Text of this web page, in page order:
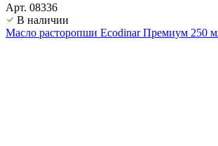
Арт. 08336
В наличии
Масло расторопши Ecodinar Премиум 250